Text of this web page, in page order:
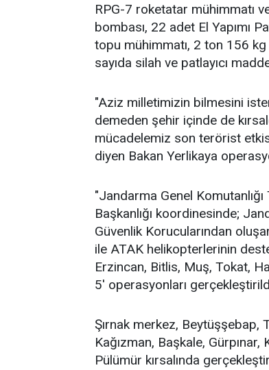
RPG-7 roketatar mühimmatı
bombası, 22 adet El Yapımı
topu mühimmatı, 2 ton 156
sayıda silah ve patlayıcı
"Aziz milletimizin bilmesini
demeden şehir içinde de
mücadelemiz son terörist
diyen Bakan Yerlikaya
"Jandarma Genel
Başkanlığı koordinesinde;
Güvenlik Korucularından
ile ATAK helikopterlerinin
Erzincan, Bitlis, Muş, Tokat,
5' operasyonları
Şırnak merkez, Beytüşşebap,
Kağızman, Başkale,
Pülümür kırsalında